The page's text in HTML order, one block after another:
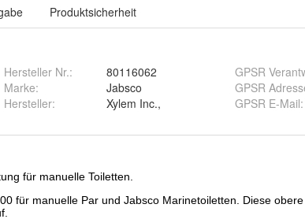
Produktsicherheit
Hersteller Nr.:
80116062
Marke:
Jabsco
Hersteller: Xylem Inc.,
GPSR
GPSR
GPSR E-Mail: